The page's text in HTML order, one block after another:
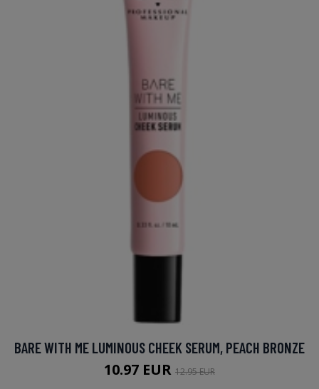
BARE WITH ME LUMINOUS CHEEK SERUM, PEACH BRONZE
10.97 EUR 12.95 EUR